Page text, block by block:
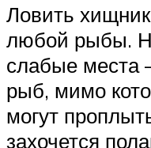
Ловить
любой рыбы.
слабые места
рыб, мимо
могут
захочется